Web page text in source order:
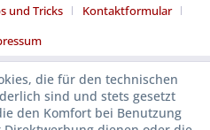
und Tricks
Kontaktformular
die für den technischen
sind und stets gesetzt
den Komfort bei Benutzung